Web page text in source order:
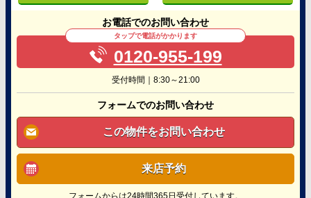
お電話でのお問い合わせ
タップで電話がかかります
0120-955-199
受付時間｜8:30～21:00
フォームでのお問い合わせ
この物件をお問い合わせ
来店予約
フォームからは24時間365日受付しています。